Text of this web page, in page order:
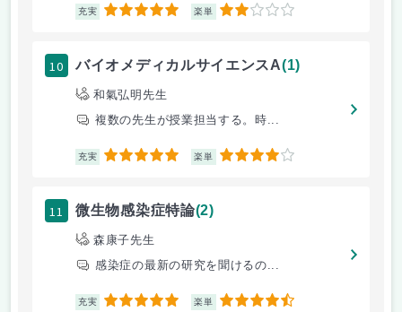
充実 5 楽単 2
10 バイオメディカルサイエンスA(1)
和氣弘明先生
複数の先生が授業担当する。時...
充実 5 楽単 4
11 微生物感染症特論(2)
森康子先生
感染症の最新の研究を聞けるの...
充実 5 楽単 4.5